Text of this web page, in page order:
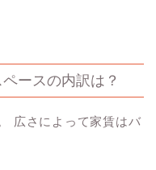
ースの内訳は？
広さによって家賃はバ